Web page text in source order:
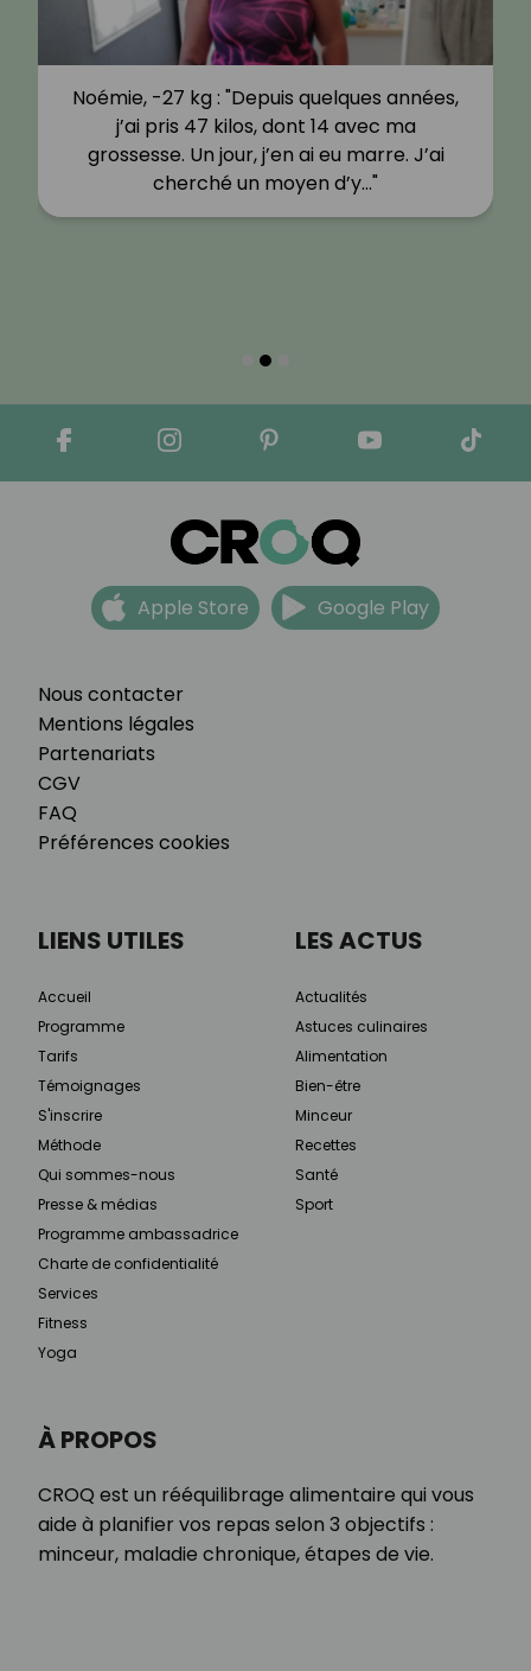
Noémie, -27 kg : "Depuis quelques années,
j’ai pris 47 kilos, dont 14 avec ma
grossesse. Un jour, j’en ai eu marre. J’ai
cherché un moyen d’y…"
Nous contacter
Mentions légales
Partenariats
CGV
FAQ
Préférences cookies
Apple Store Google Play
À PROPOS
CROQ est un rééquilibrage alimentaire qui vous
aide à planifier vos repas selon 3 objectifs :
minceur, maladie chronique, étapes de vie.
LIENS UTILES
Accueil
Programme
Tarifs
Témoignages
S'inscrire
Méthode
Qui sommes-nous
Presse & médias
Programme ambassadrice
Charte de confidentialité
Services
Fitness
Yoga
LES ACTUS
Actualités
Astuces culinaires
Alimentation
Bien-être
Minceur
Recettes
Santé
Sport